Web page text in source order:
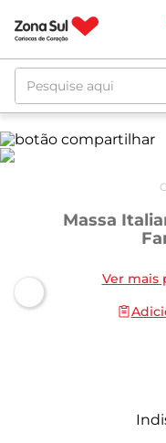
Pesquise aqui
Massa
Ver mais